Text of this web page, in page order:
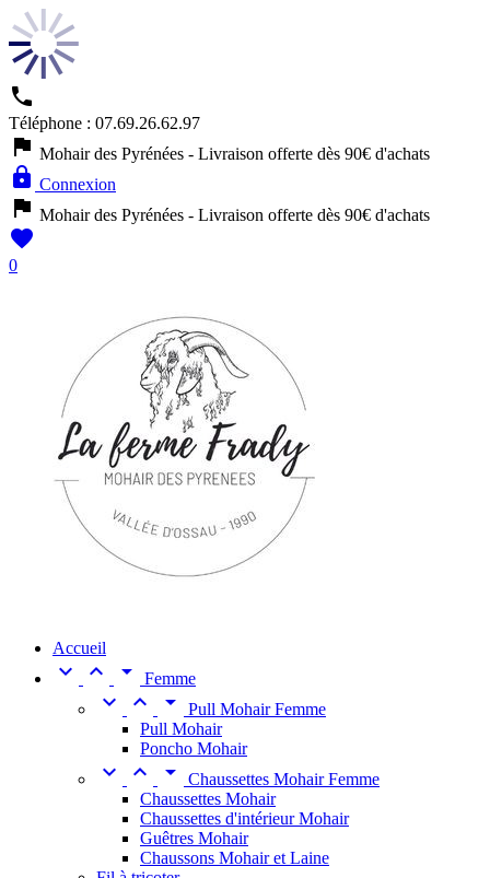

Téléphone : 07.69.26.62.97
 Mohair des Pyrénées - Livraison offerte dès 90€ d'achats
 Connexion
 Mohair des Pyrénées - Livraison offerte dès 90€ d'achats

0
Accueil
   Femme
  
Pull Mohair Femme
Pull Mohair
Poncho Mohair
  
Chaussettes Mohair Femme
Chaussettes Mohair
Chaussettes d'intérieur Mohair
Guêtres Mohair
Chaussons Mohair et Laine